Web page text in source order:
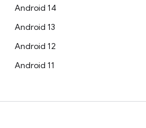
Android 14
Android 13
Android 12
Android 11